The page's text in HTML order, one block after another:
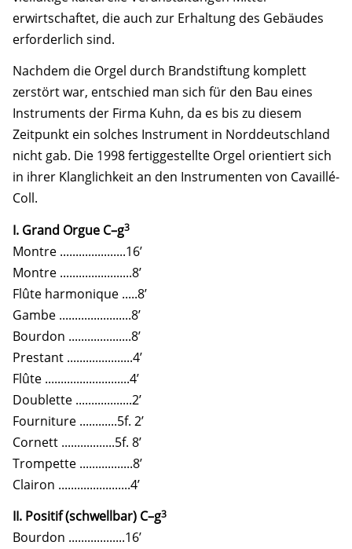
erwirtschaftet, die auch zur Erhaltung des Gebäudes
erforderlich sind.
Nachdem die Orgel durch Brandstiftung komplett
zerstört war, entschied man sich für den Bau eines
Instruments der Firma Kuhn, da es bis zu diesem
Zeitpunkt ein solches Instrument in Norddeutschland
nicht gab. Die 1998 fertiggestellte Orgel orientiert sich
in ihrer Klanglichkeit an den Instrumenten von Cavaillé-
Coll.
I. Grand Orgue C–g3
Montre .....................16’
Montre .......................8’
Flûte harmonique .....8’
Gambe .......................8’
Bourdon ....................8’
Prestant .....................4’
Flûte ...........................4’
Doublette ..................2’
Fourniture ............5f. 2’
Cornett .................5f. 8’
Trompette .................8’
Clairon .......................4’
II. Positif (schwellbar) C–g3
Bourdon ..................16’